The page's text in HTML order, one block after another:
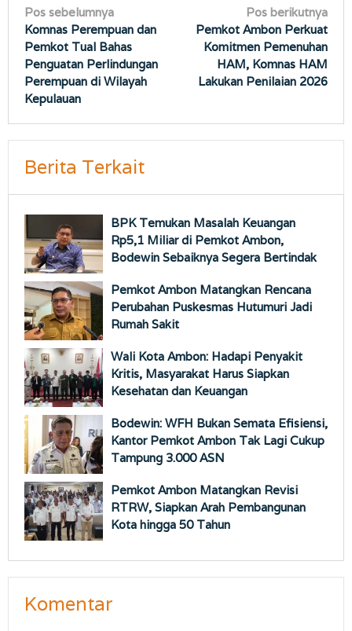
Navigasi
pos
Pos sebelumnya
Komnas Perempuan dan
Pemkot Tual Bahas
Penguatan Perlindungan
Perempuan di Wilayah
Kepulauan
Pos berikutnya
Pemkot Ambon Perkuat
Komitmen Pemenuhan
HAM, Komnas HAM
Lakukan Penilaian 2026
Berita Terkait
BPK Temukan Masalah Keuangan
Rp5,1 Miliar di Pemkot Ambon,
Bodewin Sebaiknya Segera Bertindak
Pemkot Ambon Matangkan Rencana
Perubahan Puskesmas Hutumuri Jadi
Rumah Sakit
Wali Kota Ambon: Hadapi Penyakit
Kritis, Masyarakat Harus Siapkan
Kesehatan dan Keuangan
Bodewin: WFH Bukan Semata Efisiensi,
Kantor Pemkot Ambon Tak Lagi Cukup
Tampung 3.000 ASN
Pemkot Ambon Matangkan Revisi
RTRW, Siapkan Arah Pembangunan
Kota hingga 50 Tahun
Komentar